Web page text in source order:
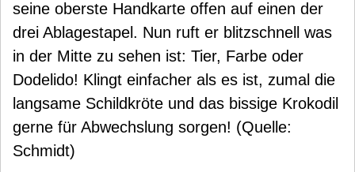
seine oberste Handkarte offen auf einen der
drei Ablagestapel. Nun ruft er blitzschnell was
in der Mitte zu sehen ist: Tier, Farbe oder
Dodelido! Klingt einfacher als es ist, zumal die
langsame Schildkröte und das bissige Krokodil
gerne für Abwechslung sorgen! (Quelle:
Schmidt)